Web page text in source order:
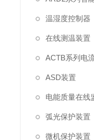
温湿度控制器
在线测温装置
ASD装置
电能质量在线
弧光保护装置
微机保护装置